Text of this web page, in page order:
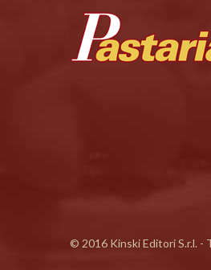
© 2016 Kinski Editori S.r.l. -